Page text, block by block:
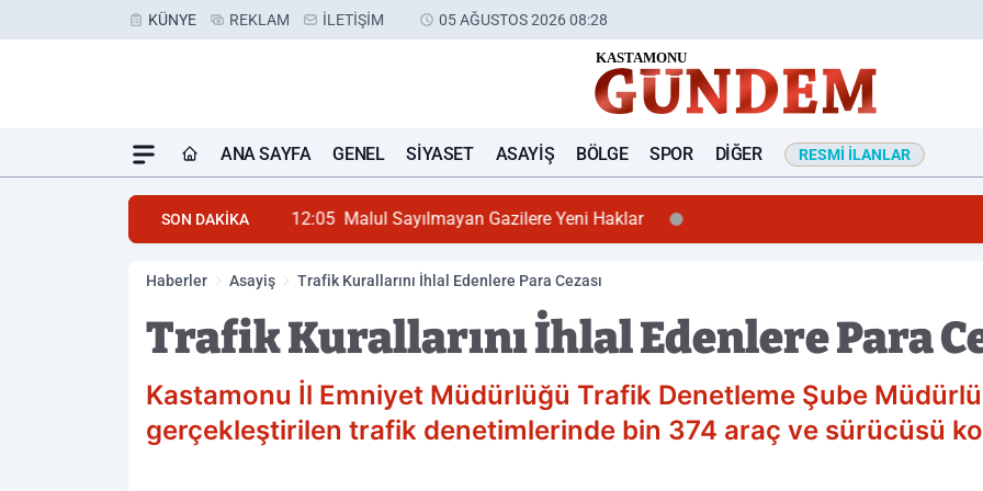
KÜNYE REKLAM İLETIŞIM 05 AĞUSTOS 2026 08:28
ANA SAYFA GENEL SIYASET ASAYIŞ BÖLGE SPOR DIĞER RESMI İLANLAR
SON DAKİKA 12:05 Malul Sayılmayan Gazilere Yeni Haklar
Haberler Asayiş Trafik Kurallarını İhlal Edenlere Para Cezası
Trafik Kurallarını İhlal Edenlere Para
Kastamonu İl Emniyet Müdürlüğü Trafik Denetleme Şube
gerçekleştirilen trafik denetimlerinde bin 374 araç ve sürücüsü